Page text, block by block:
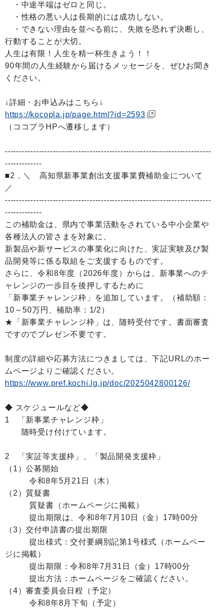
・中途半端はゼロと同じ。
・性格の悪い人は長期的には成功しない。
・できない理由を並べる前に、失敗を恐れず決断し、
行動することが大切。
人生は有限！人生を精一杯生きよう！！
90年間の人生経験から届けるメッセージを、ぜひお聞き
ください。
↓詳細・お申込みはこちら↓
https://kocopla.jp/page.html?id=2593
（ココプラHPへ遷移します）
-------------------------------------------------------------------------
-------------
■2．＼ 高知県新事業創出支援事業費補助金について
／
-------------------------------------------------------------------------
-------------
この補助金は、県内で事業活動をされている中小企業や
各種法人の皆さまを対象に、
新製品や新サービスの事業化に向けた、実証実験及び製
品開発等に係る取組をご支援するものです。
さらに、令和8年度（2026年度）からは、新事業へのチ
ャレンジの一歩目を後押しするために
「新事業チャレンジ枠」を追加しています。（補助額：
10～50万円、補助率：1/2）
★「新事業チャレンジ枠」は、随時受付です。書面審査
ですのでプレゼン不要です。
制度の詳細や応募方法につきましては、下記URLのホー
ムページよりご確認ください。
https://www.pref.kochi.lg.jp/doc/2025042800126/
◆ スケジュールなど◆
1 「新事業チャレンジ枠」
随時受け付けています。
2 「実証等支援枠」、「製品開発支援枠」
（1）公募開始
令和8年5月21日（木）
（2）質疑書
質疑書（ホームページに掲載）
提出期限は、令和8年7月10日（金）17時00分
（3）交付申請書の提出期限
提出様式：交付要綱別記第1号様式（ホームペー
ジに掲載）
提出期限：令和8年7月31日（金）17時00分
提出方法：ホームページをご確認ください。
（4）審査委員会日程（予定）
令和8年8月下旬（予定）